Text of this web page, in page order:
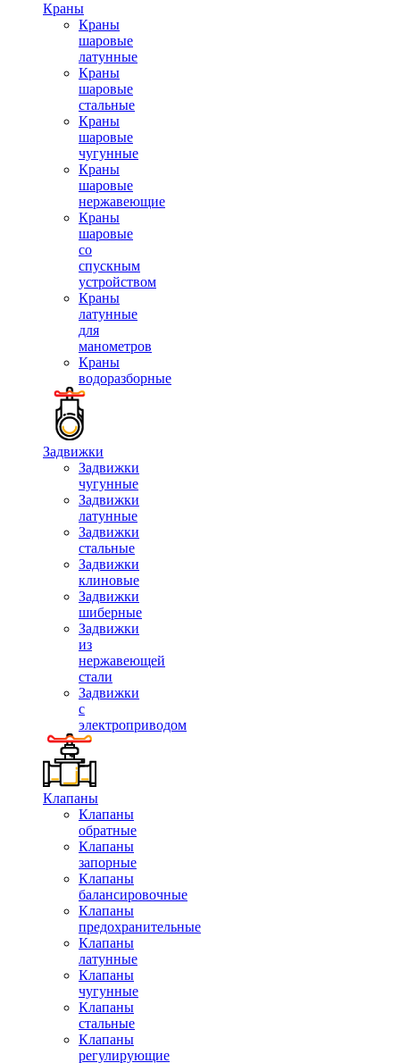
Краны
Краны
шаровые
латунные
Краны
шаровые
стальные
Краны
шаровые
чугунные
Краны
шаровые
нержавеющие
Краны
шаровые
со
спускным
устройством
Краны
латунные
для
манометров
Краны
водоразборные
Задвижки
Задвижки
чугунные
Задвижки
латунные
Задвижки
стальные
Задвижки
клиновые
Задвижки
шиберные
Задвижки
из
нержавеющей
стали
Задвижки
с
электроприводом
Клапаны
Клапаны
обратные
Клапаны
запорные
Клапаны
балансировочные
Клапаны
предохранительные
Клапаны
латунные
Клапаны
чугунные
Клапаны
стальные
Клапаны
регулирующие